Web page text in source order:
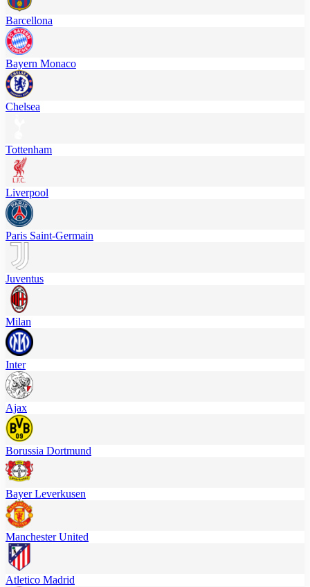
Barcellona
Bayern Monaco
Chelsea
Tottenham
Liverpool
Paris Saint-Germain
Juventus
Milan
Inter
Ajax
Borussia Dortmund
Bayer Leverkusen
Manchester United
Atletico Madrid